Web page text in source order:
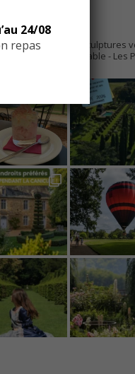
EYRIGNAC
10 hectares de sculptures
- Jardin Remarquable- Les
24/08
repas